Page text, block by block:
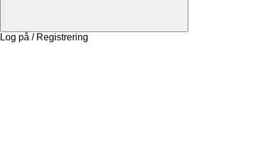
Log på / Registrering